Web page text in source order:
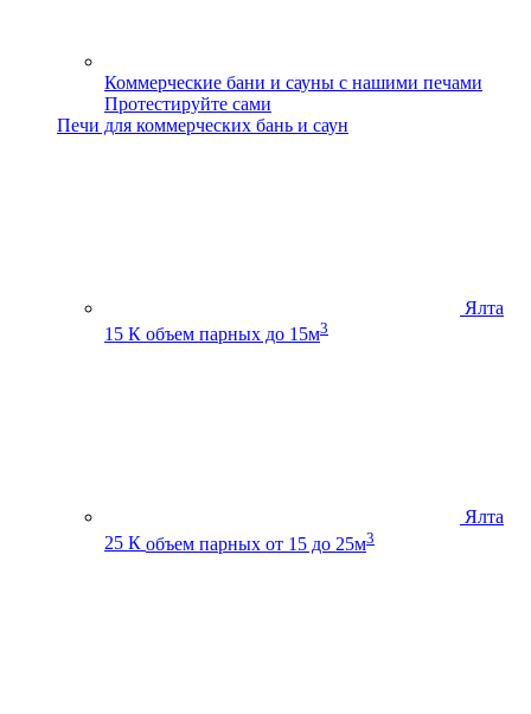
Коммерческие бани и сауны с нашими печами
Протестируйте сами
Печи для коммерческих бань и саун
Ялта
15 К объем парных до 15м3
Ялта
25 К объем парных от 15 до 25м3